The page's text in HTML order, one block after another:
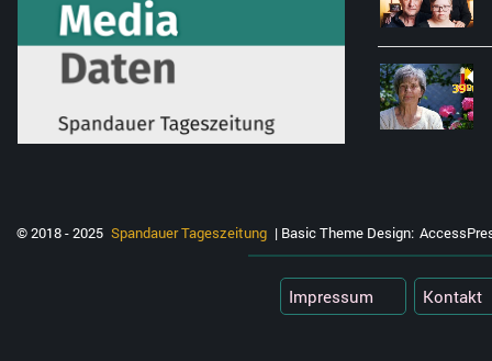
© 2018 - 2025 Spandauer Tageszeitung | Basic Theme Design:
Impressum Kontakt